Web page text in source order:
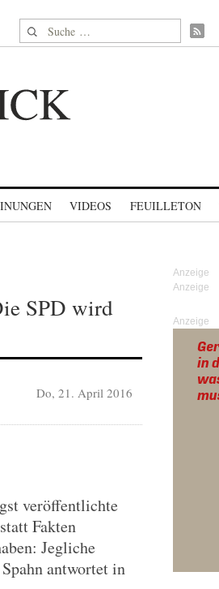
Suche nach:
VIDEOS FEUILLETON
SPD wird
Do, 21. April 2016
veröffentlichte
Fakten
Jegliche
antwortet in
Anzeige